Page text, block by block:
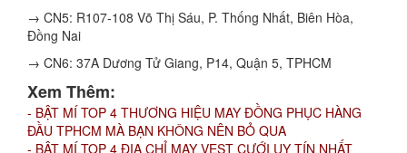
→ CN5: R107-108 Võ Thị Sáu, P. Thống Nhất, Biên Hòa,
Đồng Nai
→ CN6: 37A Dương Tử Giang, P14, Quận 5, TPHCM
Xem Thêm:
- BẬT MÍ TOP 4 THƯƠNG HIỆU MAY ĐỒNG PHỤC HÀNG
ĐẦU TPHCM MÀ BẠN KHÔNG NÊN BỎ QUA
- BẬT MÍ TOP 4 ĐỊA CHỈ MAY VEST CƯỚI UY TÍN NHẤT